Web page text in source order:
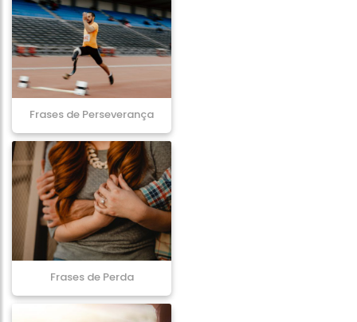
Frases de Perseverança
Frases de Perda